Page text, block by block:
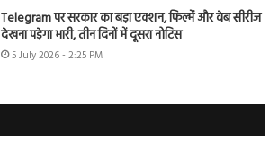
Telegram पर सरकार का बड़ा एक्शन, फिल्में और वेब सीरीज
देखना पड़ेगा भारी, तीन दिनों में दूसरा नोटिस
5 July 2026 - 2:25 PM